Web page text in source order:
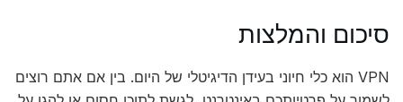
סיכום והמלצות
VPN הוא כלי חיוני בעידן הדיגיטלי של היום. בין אם אתם רוצים